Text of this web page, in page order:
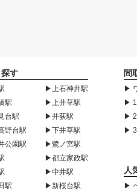
す
駅
台駅
野台駅
公園駅
駅
▶上石神井駅
▶上井草駅
▶井荻駅
▶下井草駅
▶鷺ノ宮駅
▶都立家政駅
▶中井駅
▶新桜台駅
間
▶
▶
▶
▶
人
▶